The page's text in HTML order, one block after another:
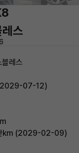
스
레스
07-12)
km (2029-02-09)